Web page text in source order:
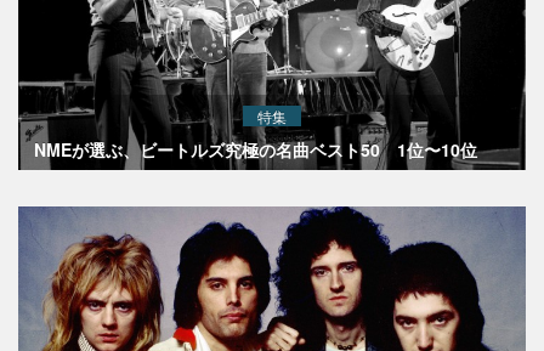
特集
NMEが選ぶ、ビートルズ究極の名曲ベスト50 1位〜10位